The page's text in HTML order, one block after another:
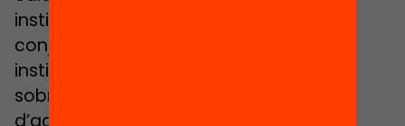
institucions educatives que treballin
conjuntament amb ajuntaments,
institucions culturals i universitats i,
sobretot, gent apassionada capaç
d’adonar-se d’aquest impacte i de